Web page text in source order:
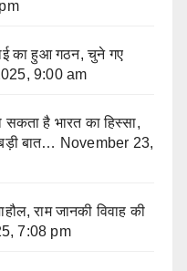
का हुआ गठन, चुने गए
9:00 am
है भारत का हिस्सा,
बात… November 23,
राम जानकी विवाह की
7:08 pm